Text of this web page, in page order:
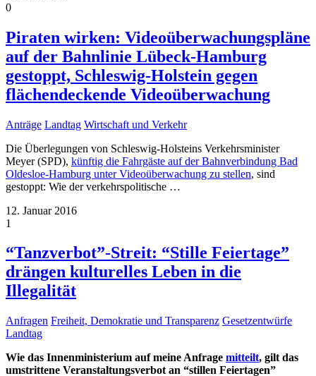
0
Piraten wirken: Videoüberwachungspläne
auf der Bahnlinie Lübeck-Hamburg
gestoppt, Schleswig-Holstein gegen
flächendeckende Videoüberwachung
Anträge Landtag Wirtschaft und Verkehr
Die Überlegungen von Schleswig-Holsteins Verkehrsminister
Meyer (SPD), künftig die Fahrgäste auf der Bahnverbindung Bad
Oldesloe-Hamburg unter Videoüberwachung zu stellen, sind
gestoppt: Wie der verkehrspolitische …
12. Januar 2016
1
“Tanzverbot”-Streit: “Stille Feiertage”
drängen kulturelles Leben in die
Illegalität
Anfragen Freiheit, Demokratie und Transparenz Gesetzentwürfe
Landtag
Wie das Innenministerium auf meine Anfrage mitteilt, gilt das
umstrittene Veranstaltungsverbot an “stillen Feiertagen”